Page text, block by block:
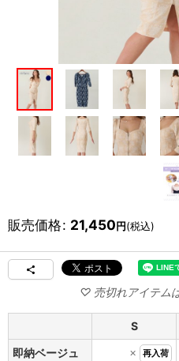
販売価格: 21,450円(税込)
S
即納ベージュ
× 再入荷